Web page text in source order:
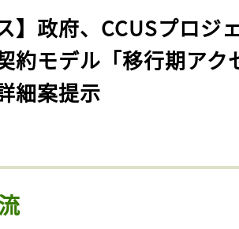
】政府、CCUSプロジ
約モデル「移行期アク
細案提示